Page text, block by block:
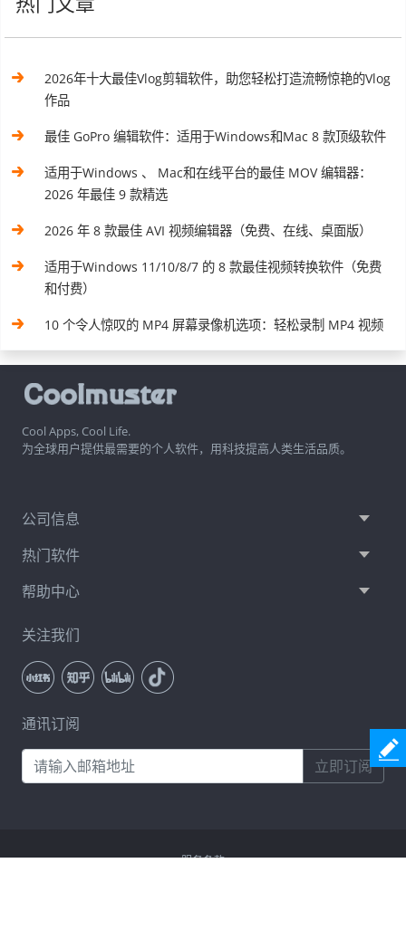
2026年十大最佳Vlog剪辑软件，助您轻松打造流畅惊艳的Vlog
作品
最佳 GoPro 编辑软件：适用于Windows和Mac 8 款顶级软件
适用于Windows 、 Mac和在线平台的最佳 MOV 编辑器：
2026 年最佳 9 款精选
2026 年 8 款最佳 AVI 视频编辑器（免费、在线、桌面版）
适用于Windows 11/10/8/7 的 8 款最佳视频转换软件（免费
和付费）
10 个令人惊叹的 MP4 屏幕录像机选项：轻松录制 MP4 视频
Cool Apps, Cool Life.
为全球用户提供最需要的个人软件，用科技提高人类生活品质。
公司信息
热门软件
帮助中心
关注我们
通讯订阅
立即订阅
服务条款